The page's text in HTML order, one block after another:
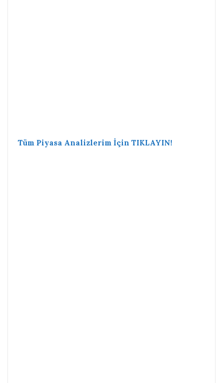
Tüm Piyasa Analizlerim İçin TIKLAYIN!